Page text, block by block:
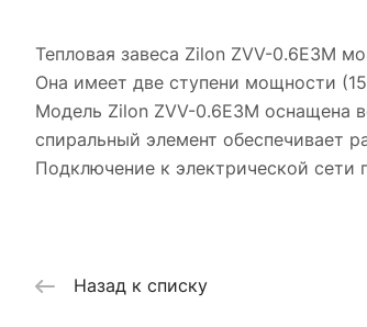
Тепловая завеса Zilon ZVV-0.6E3M
Она имеет две ступени мощности
Модель Zilon ZVV-0.6E3M оснащена
спиральный элемент обеспечивает
Подключение к электрической
Назад к списку